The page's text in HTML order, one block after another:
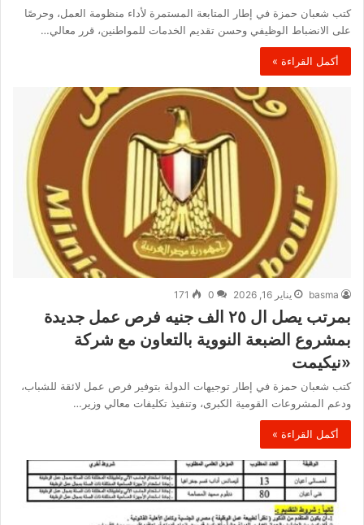
كتب شعبان حمزة في إطار المتابعة المستمرة لأداء منظومة العمل، وحرصًا
على الانضباط الوظيفي وحسن تقديم الخدمات للمواطنين، قرر معالي…
أكمل القراءة »
basma يناير 16, 2026 0
171
بمرتب يصل ال ٢٥ الف جنيه فرص عمل جديدة
بمشروع الضبعة النووية بالتعاون مع شركة
«نيكيمت
كتب شعبان حمزة في إطار توجيهات الدولة بتوفير فرص عمل لائقة للشباب،
ودعم المشروعات القومية الكبرى، وتنفيذ تكليفات معالي وزير…
أكمل القراءة »